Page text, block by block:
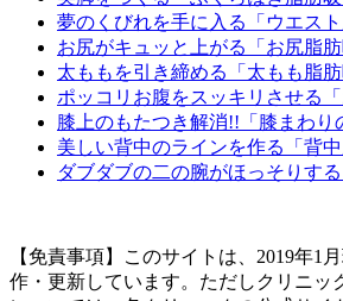
夢のくびれを手に入る「ウエスト
お尻がキュッと上がる「お尻脂肪
太ももを引き締める「太もも脂肪
ポッコリお腹をスッキリさせる「
膝上のもたつき解消!!「膝まわり
美しい背中のラインを作る「背中
ダブダブの二の腕がほっそりす
【免責事項】このサイトは、2019年1
作・更新しています。ただしクリニッ